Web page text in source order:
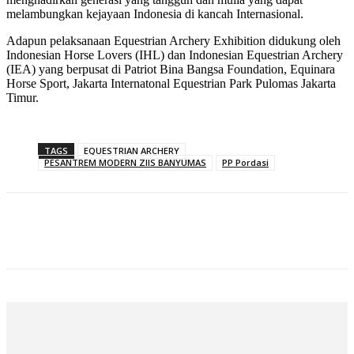
melambungkan kejayaan Indonesia di kancah Internasional.
Adapun pelaksanaan Equestrian Archery Exhibition didukung oleh
Indonesian Horse Lovers (IHL) dan Indonesian Equestrian Archery
(IEA) yang berpusat di Patriot Bina Bangsa Foundation, Equinara
Horse Sport, Jakarta Internatonal Equestrian Park Pulomas Jakarta
Timur.
TAGS
EQUESTRIAN ARCHERY
PESANTREM MODERN ZIIS BANYUMAS
PP Pordasi